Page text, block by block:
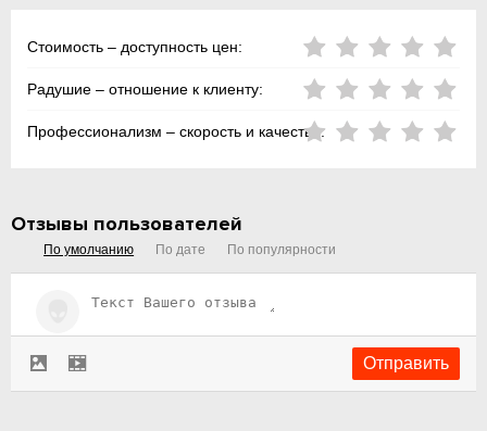
Стоимость – доступность цен:
Радушие – отношение к клиенту:
Профессионализм – скорость и качество:
Отзывы пользователей
По умолчанию По дате По популярности